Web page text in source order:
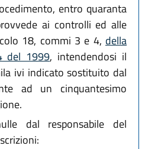
entro quaranta
ai controlli ed alle
18, commi 3 e 4, della
del 1999, intendendosi il
ivi indicato sostituito dal
ad un cinquantesimo
dal responsabile del